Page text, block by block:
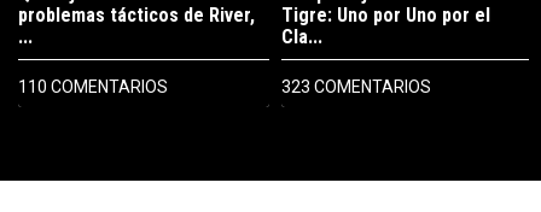
problemas tácticos de River,
...
110 COMENTARIOS
Tigre: Uno por Uno por el
Cla...
323 COMENTARIOS